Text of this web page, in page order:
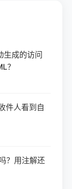
生成的访问
？
件人看到自
？用注解还